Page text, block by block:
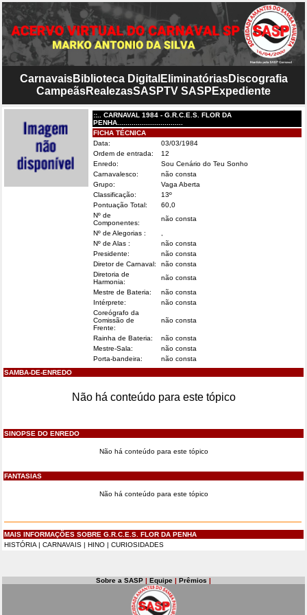
CarnavaisBiblioteca Digital EliminatóriasDiscografia
CampeãsRealezasSASPTV SASP Expediente
::.. CARNAVAL 1984 - G.R.C.E.S. FLOR DA
PENHA................................
FICHA TÉCNICA
Data:
03/03/1984
Ordem de entrada:
12
Enredo:
Sou Cenário do Teu Sonho
Carnavalesco:
não consta
Grupo:
Vaga Aberta
Classificação:
13º
Pontuação Total:
60,0
Nº de
Componentes:
não consta
Nº de Alegorias :
Nº de Alas :
não consta
Presidente:
não consta
Diretor de Carnaval:
não consta
Diretoria de
Harmonia:
não consta
Mestre de Bateria:
não consta
Intérprete:
não consta
Coreógrafo da
Comissão de
Frente:
não consta
Rainha de Bateria:
não consta
Mestre-Sala:
não consta
Porta-bandeira:
não consta
SAMBA-DE-ENREDO
Não há conteúdo para este tópico
SINOPSE DO ENREDO
Não há conteúdo para este tópico
FANTASIAS
Não há conteúdo para este tópico
MAIS INFORMAÇÕES SOBRE G.R.C.E.S. FLOR DA PENHA
HISTÓRIA | CARNAVAIS | HINO | CURIOSIDADES
Sobre a SASP | Equipe | Prêmios |